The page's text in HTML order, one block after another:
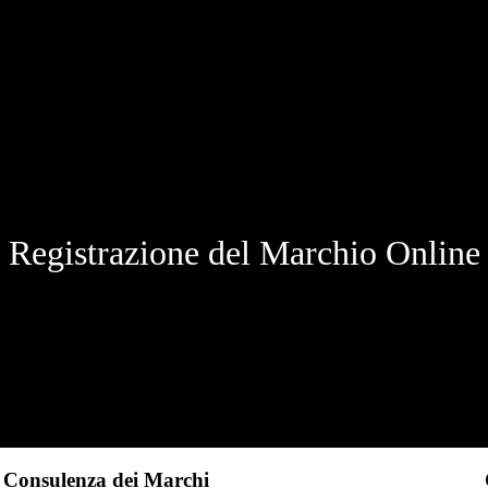
Registrazione del Marchio Online
Consulenza dei Marchi